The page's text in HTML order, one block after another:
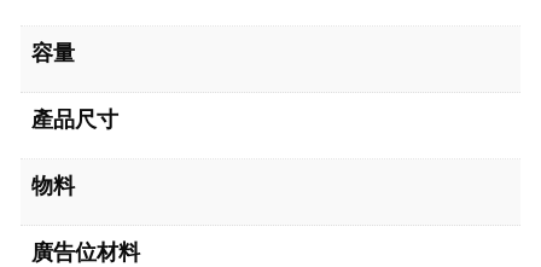
容量
產品尺寸
物料
廣告位材料